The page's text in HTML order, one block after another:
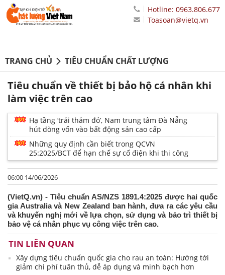
Hotline: 0963.806.677
Toasoan@vietq.vn
TRANG CHỦ TIÊU CHUẨN CHẤT LƯỢNG
Tiêu chuẩn về thiết bị bảo hộ cá nhân khi
làm việc trên cao
Hạ tầng ‘trải thảm đỏ’, Nam trung tâm Đà Nẵng
hút dòng vốn vào bất động sản cao cấp
Những quy định cần biết trong QCVN
25:2025/BCT để hạn chế sự cố điện khi thi công
06:00 14/06/2026
(VietQ.vn) - Tiêu chuẩn AS/NZS 1891.4:2025 được hai quốc
gia Australia và New Zealand ban hành, đưa ra các yêu cầu
và khuyến nghị mới về lựa chọn, sử dụng và bảo trì thiết bị
bảo vệ cá nhân phục vụ công việc trên cao.
TIN LIÊN QUAN
Xây dựng tiêu chuẩn quốc gia cho rau an toàn: Hướng tới
giảm chi phí tuân thủ, dễ áp dụng và minh bạch hơn